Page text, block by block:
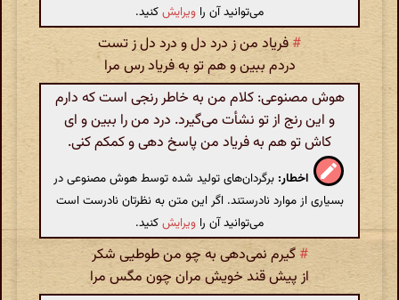
می‌توانید آن را ویرایشکنید.
# فریاد من ز درد دل و درد دل ز تست
دردم ببین و هم تو به فریاد رس مرا
هوش مصنوعی: کلام من به خاطر رنجی است که دارم
و این رنج از تو نشأت می‌گیرد. درد من را ببین و ای
کاش تو هم به فریاد من پاسخ دهی و کمکم کنی.
اخطار: برگردان‌های تولید شده توسط هوش مصنوعی در
بسیاری از موارد نادرستند. اگر این متن به نظرتان نادرست است
می‌توانید آن را ویرایشکنید.
# گیرم نمی‌دهی به چو من طوطیی شکر
از پیش قند خویش مران چون مگس مرا